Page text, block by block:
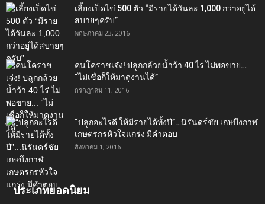
เลี้ยงเป็ดไข่ 500 ตัว “มีรายได้วันละ 1,000 กว่าอยู่ได้
สบายๆครับ”
พฤษภาคม 23, 2016
คนโคราชเจ๋ง! ปลูกกล้วยน้ำว้า 40 ไร่ ไม่พอขาย…
“ไม่เชื่อก็ให้มาดูงานได้”‬
กรกฎาคม 11, 2016
“ปลูกอะไรดี ให้มีรายได้ทั้งปี”…นิรันดร์ชัย เกษบึงกาฬ
เกษตรกรหัวใจแกร่ง มีคำตอบ
สิงหาคม 1, 2016
ประเภทยอดนิยม